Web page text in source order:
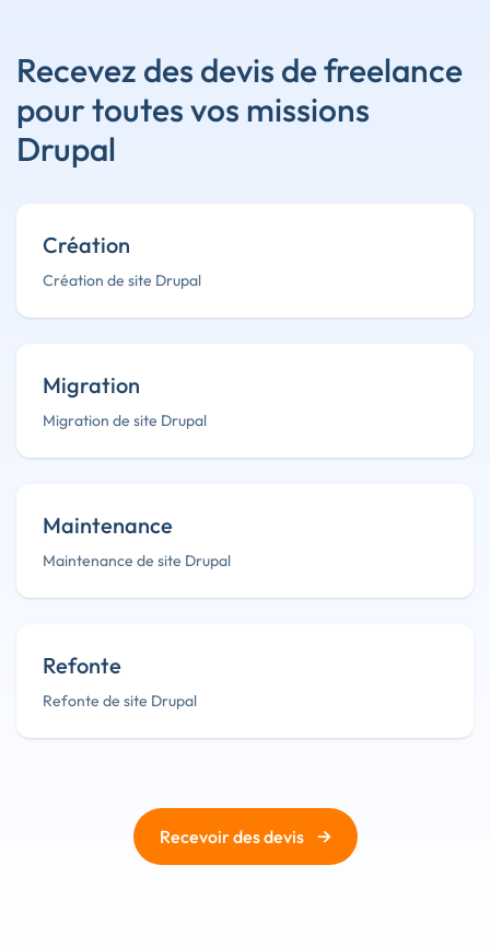
Recevez des devis de freelance
pour toutes vos missions
Drupal
Création
Création de site Drupal
Migration
Migration de site Drupal
Maintenance
Maintenance de site Drupal
Refonte
Refonte de site Drupal
Recevoir des devis →